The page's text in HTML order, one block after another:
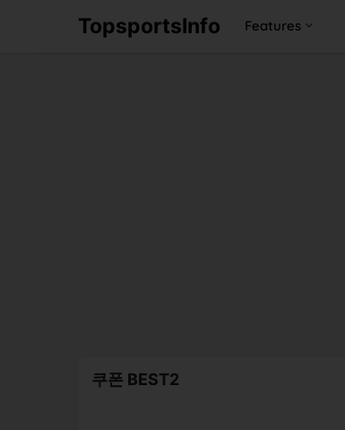
TopsportsInfo Features
쿠폰 BEST2